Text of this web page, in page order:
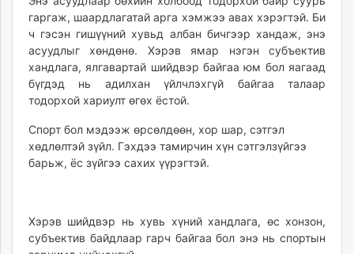
гаргаж, шаардлагатай арга хэмжээ авах хэрэгтэй. Би
ч гэсэн гишүүний хувьд албан бичгээр хандаж, энэ
асуудлыг хөндөнө. Хэрэв ямар нэгэн субъектив
хандлага, ялгавартай шийдвэр байгаа юм бол яагаад
бүгдэд нь адилхан үйлчлэхгүй байгаа талаар
тодорхой хариулт өгөх ёстой.
Спорт бол мэдээж өрсөлдөөн, хор шар, сэтгэл
хөдлөлтэй зүйл. Гэхдээ тамирчин хүн сэтгэлзүйгээ
барьж, ёс зүйгээ сахих үүрэгтэй.
Хэрэв шийдвэр нь хувь хүний хандлага, өс хонзон,
субъектив байдлаар гарч байгаа бол энэ нь спортын